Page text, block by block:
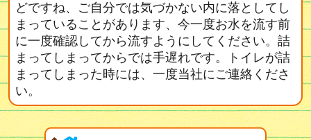
どですね、ご自分では気づかない内に落としてし
まっていることがあります、今一度お水を流す前
に一度確認してから流すようにしてください。詰
まってしまってからでは手遅れです。トイレが詰
まってしまった時には、一度当社にご連絡くださ
い。